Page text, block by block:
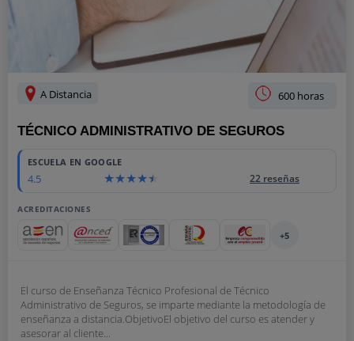
A Distancia 600 horas
TÉCNICO ADMINISTRATIVO DE SEGUROS
ESCUELA EN GOOGLE
4.5 22 reseñas
ACREDITACIONES
+5
El curso de Enseñanza Técnico Profesional de Técnico
Administrativo de Seguros, se imparte mediante la metodología de
enseñanza a distancia.ObjetivoEl objetivo del curso es atender y
asesorar al cliente...